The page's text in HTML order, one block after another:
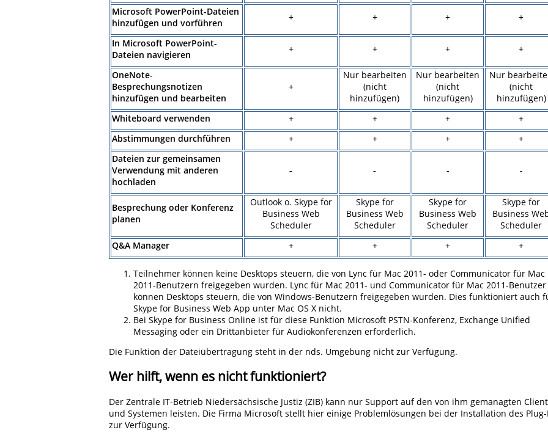
Microsoft PowerPoint-Dateien
hinzufügen und vorführen
+ + + +
In Microsoft PowerPoint-
Dateien navigieren
+ + + +
OneNote-
Besprechungsnotizen
hinzufügen und bearbeiten
+
Nur bearbeiten
(nicht
hinzufügen)
Nur bearbeiten
(nicht
hinzufügen)
Nur
(nicht
hinzufügen)
Whiteboard verwenden
+ + +
+
Abstimmungen durchführen
+ + +
+
Dateien zur gemeinsamen
Verwendung mit anderen
hochladen
- - - -
Besprechung oder Konferenz
planen
Outlook o. Skype for
Business Web
Scheduler
Skype for
Business Web
Scheduler
Skype for
Business Web
Scheduler
Skype for
Business
Scheduler
Q&A Manager
+ + + +
Teilnehmer können keine Desktops steuern, die von Lync für Mac 2011- oder Communicator für Mac
2011-Benutzern freigegeben wurden. Lync für Mac 2011- und Communicator für Mac 2011-Benutzer
können Desktops steuern, die von Windows-Benutzern freigegeben wurden. Dies funktioniert auch
Skype for Business Web App unter Mac OS X nicht.
Bei Skype for Business Online ist für diese Funktion Microsoft PSTN-Konferenz, Exchange Unified
Messaging oder ein Drittanbieter für Audiokonferenzen erforderlich.
Die Funktion der Dateiübertragung steht in der nds. Umgebung nicht zur Verfügung.
Wer hilft, wenn es nicht funktioniert?
Der Zentrale IT-Betrieb Niedersächsische Justiz (ZIB) kann nur Support auf den von ihm gemanagten
und Systemen leisten. Die Firma Microsoft stellt hier einige Problemlösungen bei der Installation des
zur Verfügung.